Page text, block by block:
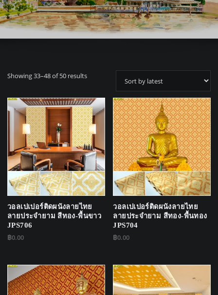
Showing 33–48 of 50 resultsSorted
latest
วอลเปเปอร์ติดผนังลายไทย
ลายประจำยาม สีทอง-พื้นขาว
JPS706
฿0.00
วอลเปเปอร์ติดผนังลายไทย
ลายประจำยาม สีทอง-พื้นทอง
JPS704
฿0.00